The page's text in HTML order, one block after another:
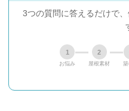
3つの質問に答えるだけで
1
お悩み
2
屋根素材 築